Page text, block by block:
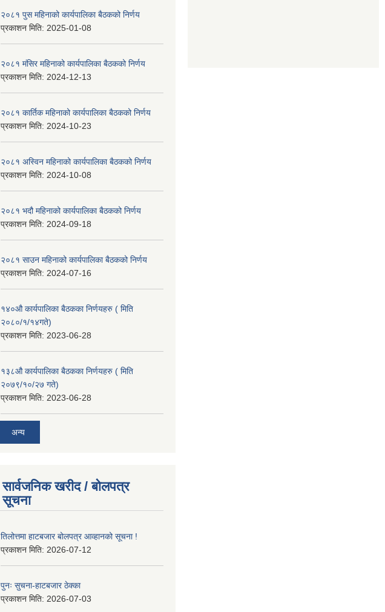
२०८१ पुस महिनाको कार्यपालिका बैठकको निर्णय
प्रकाशन मिति: 2025-01-08
२०८१ मंसिर महिनाको कार्यपालिका बैठकको निर्णय
प्रकाशन मिति: 2024-12-13
२०८१ कार्तिक महिनाको कार्यपालिका बैठकको निर्णय
प्रकाशन मिति: 2024-10-23
२०८१ अस्विन महिनाको कार्यपालिका बैठकको निर्णय
प्रकाशन मिति: 2024-10-08
२०८१ भदौ महिनाको कार्यपालिका बैठकको निर्णय
प्रकाशन मिति: 2024-09-18
२०८१ साउन महिनाको कार्यपालिका बैठकको निर्णय
प्रकाशन मिति: 2024-07-16
१४०औ कार्यपालिका बैठकका निर्णयहरु ( मिति
२०८०/१/१४गते)
प्रकाशन मिति: 2023-06-28
१३८औ कार्यपालिका बैठकका निर्णयहरु ( मिति
२०७९/१०/२७ गते)
प्रकाशन मिति: 2023-06-28
अन्य
सार्वजनिक खरीद / बोलपत्र
सूचना
तिलोत्तमा हाटबजार बोलपत्र आव्हानको सूचना !
प्रकाशन मिति: 2026-07-12
पुनः सुचना-हाटबजार ठेक्का
प्रकाशन मिति: 2026-07-03